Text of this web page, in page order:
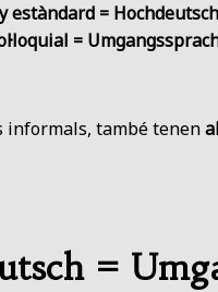
estàndard = Hochdeutsch
=
informals, també tenen
=